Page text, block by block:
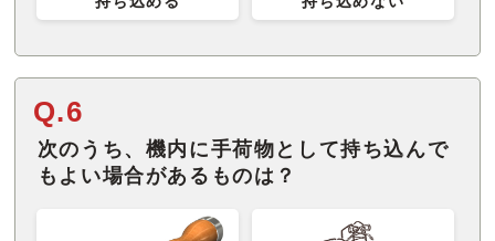
Q.6
次のうち、機内に手荷物として持ち込んで
もよい場合があるものは？